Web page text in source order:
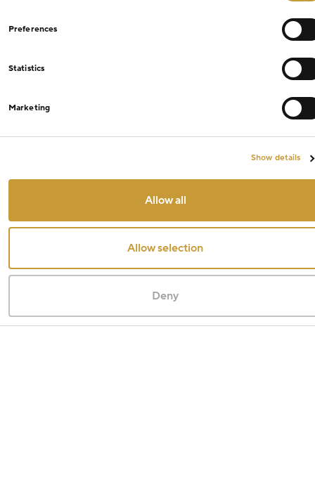
Preferences
Statistics
Marketing
Show details
Allow all
Allow selection
Deny